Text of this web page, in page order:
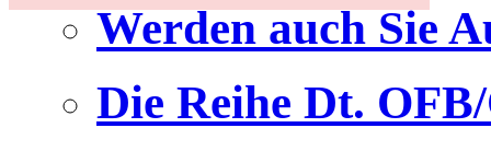
Werden auch Sie
Die Reihe Dt.